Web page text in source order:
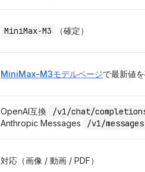
MiniMax-M3 （確定）
MiniMax-M3モデルページで最新値
OpenAI互換 /v1/chat/
Anthropic Messages
/v1/messages
対応（画像 / 動画 / PDF）